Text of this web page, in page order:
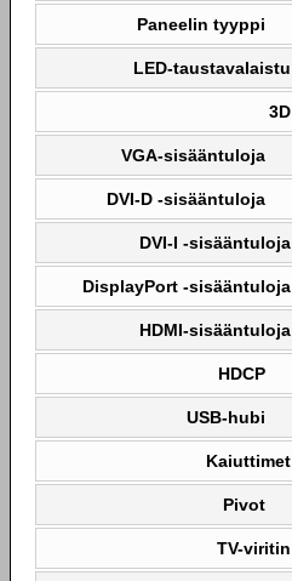
Paneelin tyyppi
LED-taustavalaistu
3D
VGA-sisääntuloja
DVI-D -sisääntuloja
DVI-I -sisääntuloja
DisplayPort -sisääntuloja
HDMI-sisääntuloja
HDCP
USB-hubi
Kaiuttimet
Pivot
TV-viritin